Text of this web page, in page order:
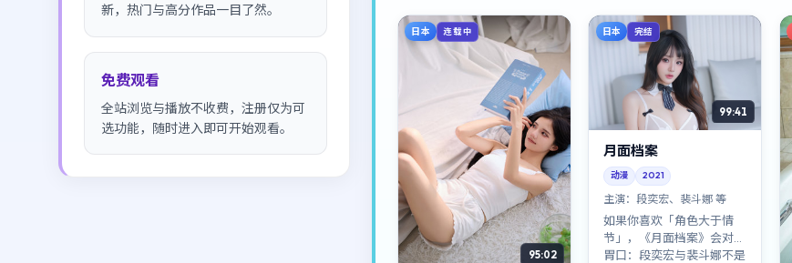
新，热门与高分作品一目了然。
免费观看
全站浏览与播放不收费，注册仅为可
选功能，随时进入即可开始观看。
日本 连载中
95:02
日本 完结
99:41
月面档案
动漫 2021
主演：段奕宏、裴斗娜 等
如果你喜欢「角色大于情
节」，《月面档案》会对你
胃口：段奕宏与裴斗娜不是